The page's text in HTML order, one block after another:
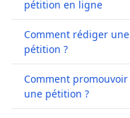
pétition en ligne
Comment rédiger une
pétition ?
Comment promouvoir
une pétition ?